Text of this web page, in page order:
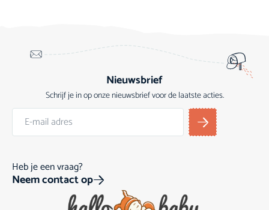
Nieuwsbrief
Schrijf je in op onze nieuwsbrief voor de laatste acties.
Heb je een vraag?
Neem contact op